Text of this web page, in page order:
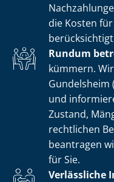
die Kosten
Rundum
kümmern.
und
Zustand,
rechtlichen
beantragen
für Sie.
Verlässliche